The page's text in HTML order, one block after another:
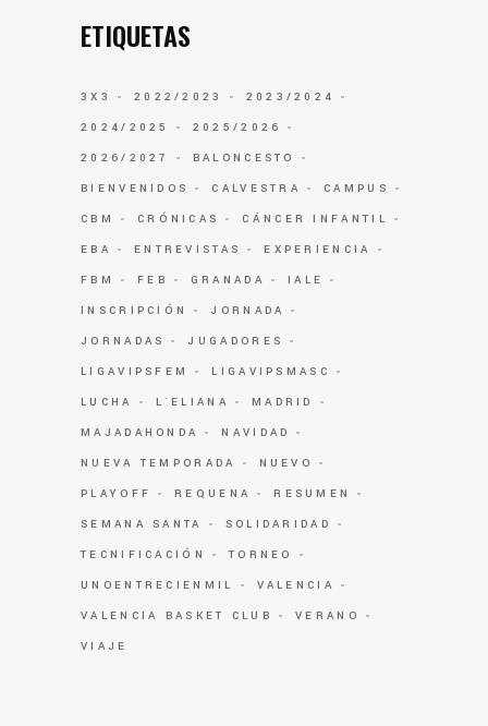
ETIQUETAS
3X3 2022/2023
2023/2024
2024/2025
2025/2026
2026/2027
BALONCESTO
BIENVENIDOS
CALVESTRA
CAMPUS
CBM
CRÓNICAS
CÁNCER INFANTIL
EBA
ENTREVISTAS
EXPERIENCIA
FBM
FEB GRANADA
IALE
INSCRIPCIÓN
JORNADA
JORNADAS
JUGADORES
LIGAVIPSFEM
LIGAVIPSMASC
LUCHA
L`ELIANA
MADRID
MAJADAHONDA
NAVIDAD
NUEVA TEMPORADA
NUEVO
PLAYOFF
REQUENA
RESUMEN
SEMANA SANTA
SOLIDARIDAD
TECNIFICACIÓN
TORNEO
UNOENTRECIENMIL
VALENCIA
VALENCIA BASKET CLUB
VERANO
VIAJE